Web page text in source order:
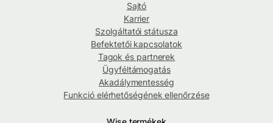
Sajtó
Karrier
Szolgáltatói státusza
Befektetői kapcsolatok
Tagok és partnerek
Ügyféltámogatás
Akadálymentesség
Funkció elérhetőségének ellenőrzése